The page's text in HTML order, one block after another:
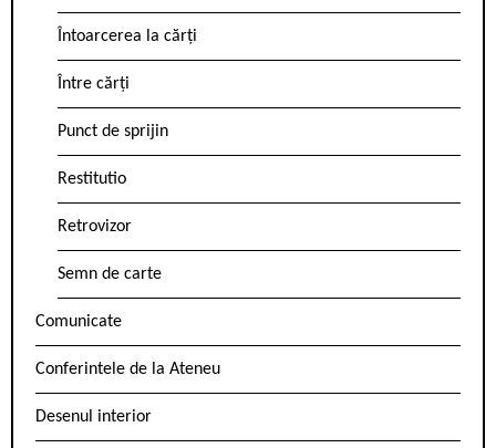
Întoarcerea la cărți
Între cărți
Punct de sprijin
Restitutio
Retrovizor
Semn de carte
Comunicate
Conferintele de la Ateneu
Desenul interior